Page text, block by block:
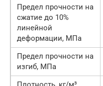
Предел прочности на
сжатие до 10%
линейной
деформации, МПа
Предел прочности на
изгиб, МПа